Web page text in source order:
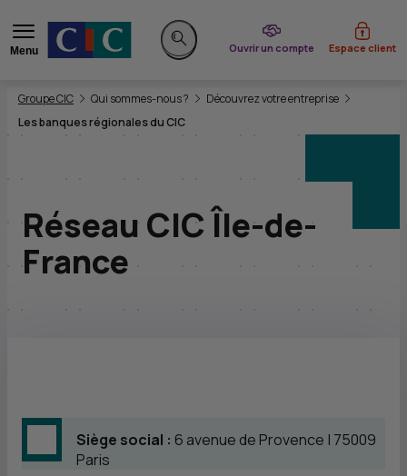
Menu
Rechercher sur le site
Ouvrir un compte
du CIC Espace client
Vous êtes ici:
Groupe CIC Qui sommes-nous ?
Découvrez votre entreprise
Les banques régionales du CIC
Réseau CIC Île-de-
France
Siège social : 6 avenue de Provence | 75009
Paris